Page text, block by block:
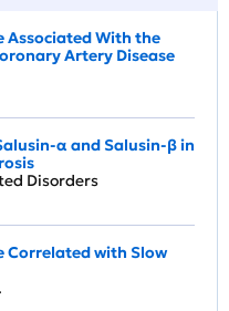
Associated With the
Artery Disease
α and Salusin-β in
Disorders
Correlated with Slow